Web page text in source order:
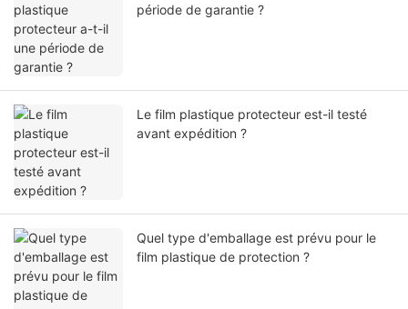
période de garantie ?
Le film plastique protecteur est-il testé
avant expédition ?
Quel type d'emballage est prévu pour le
film plastique de protection ?